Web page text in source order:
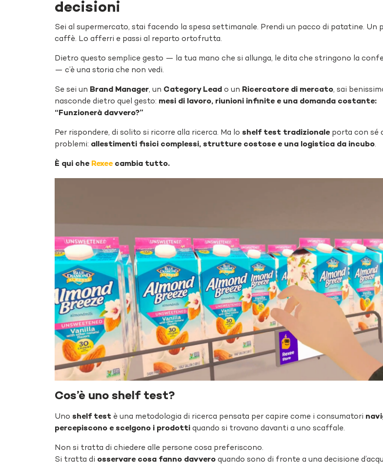
decisioni
Sei al supermercato, stai facendo la spesa settimanale. Prendi un pacco di patatine. Un
caffè. Lo afferri e passi al reparto ortofrutta.
Dietro questo semplice gesto — la tua mano che si allunga, le dita che stringono la
— c’è una storia che non vedi.
Se sei un Brand Manager, un Category Lead o un Ricercatore di mercato, sai
nasconde dietro quel gesto: mesi di lavoro, riunioni infinite e una domanda costante:
“Funzionerà davvero?”
Per rispondere, di solito si ricorre alla ricerca. Ma lo shelf test tradizionale porta con sé
problemi: allestimenti fisici complessi, strutture costose e una logistica da incubo.
È qui che Rexee cambia tutto.
Cos’è uno shelf test?
Uno shelf test è una metodologia di ricerca pensata per capire come i consumatori
percepiscono e scelgono i prodotti quando si trovano davanti a uno scaffale.
Non si tratta di chiedere alle persone cosa preferiscono.
Si tratta di osservare cosa fanno davvero quando sono di fronte a una decisione